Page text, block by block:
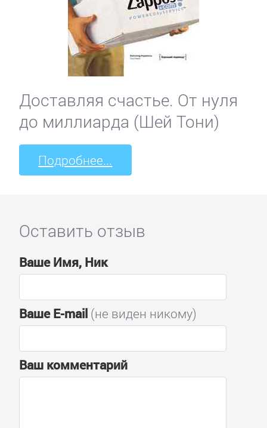
Доставляя счастье. От нуля
до миллиарда (Шей Тони)
Подробнее...
Оставить отзыв
Ваше Имя, Ник
Ваше E-mail(не виден никому)
Ваш комментарий